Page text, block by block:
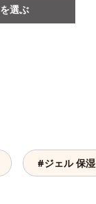
選ぶ
#ジェル 保湿